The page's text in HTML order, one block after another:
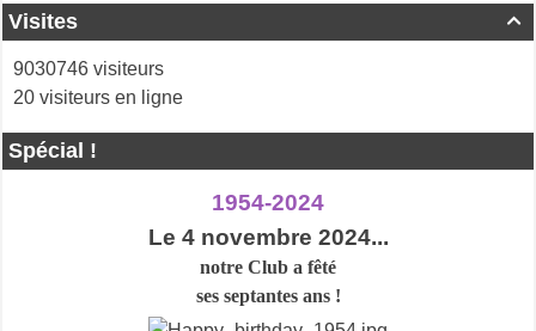

Visites
9030746 visiteurs
20 visiteurs en ligne
Spécial !
1954-2024
Le 4 novembre 2024...
notre Club a fêté
ses septantes ans !